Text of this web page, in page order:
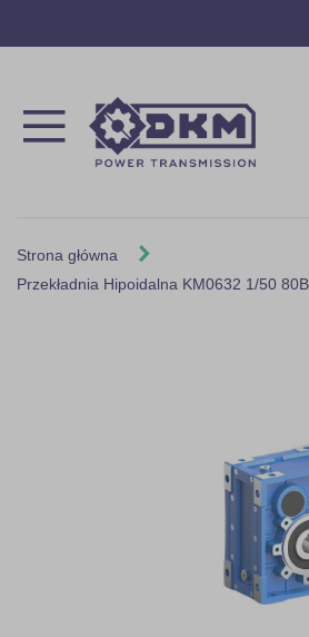
Strona główna
Przekładnia Hipoidalna KM0632 1/50